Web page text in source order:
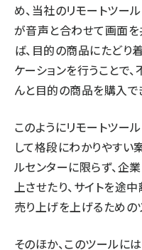
め、当社のリモートツー
が音声と合わせて画面を
ば、目的の商品にたどり
ケーションを行うことで
んと目的の商品を購入で
このようにリモートツー
して格段にわかりやすい
ルセンターに限らず、企
上させたり、サイトを途
売り上げを上げるための
そのほか、このツールに